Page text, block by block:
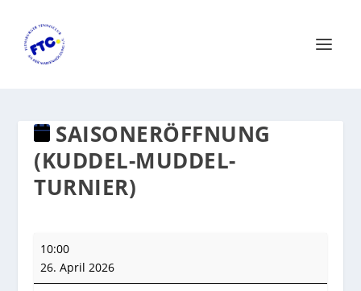
SAISONERÖFFNUNG
(KUDDEL-MUDDEL-
TURNIER)
Saisoneröffnung
(Kuddel-
Muddel-
10:00
26. April 2026